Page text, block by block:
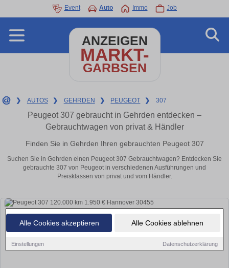
Alle Cookies akzeptieren Alle Cookies ablehnen
Einstellungen Datenschutzerklärung
Event Auto Immo Job
ANZEIGEN
MARKT-
GARBSEN
❯ AUTOS ❯ GEHRDEN ❯ PEUGEOT ❯ 307
Peugeot 307 gebraucht in Gehrden entdecken –
Gebrauchtwagen von privat & Händler
Finden Sie in Gehrden Ihren gebrauchten Peugeot 307
Suchen Sie in Gehrden einen Peugeot 307 Gebrauchtwagen? Entdecken Sie
gebrauchte 307 von Peugeot in verschiedenen Ausführungen und
Preisklassen von privat und vom Händler.